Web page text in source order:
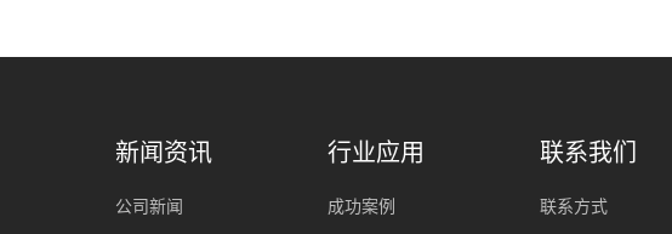
新闻资讯
公司新闻
行业应用
成功案例
联系我们
联系方式